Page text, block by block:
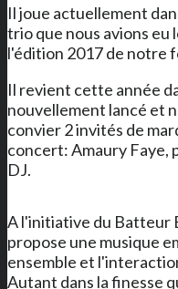
Il joue actuellement
trio que nous avions eu
l'édition 2017 de notre
Il revient cette année
nouvellement lancé et
convier 2 invités de
concert: Amaury Faye,
DJ.
A l'initiative du Batteur
propose une musique
ensemble et
Autant dans la finesse